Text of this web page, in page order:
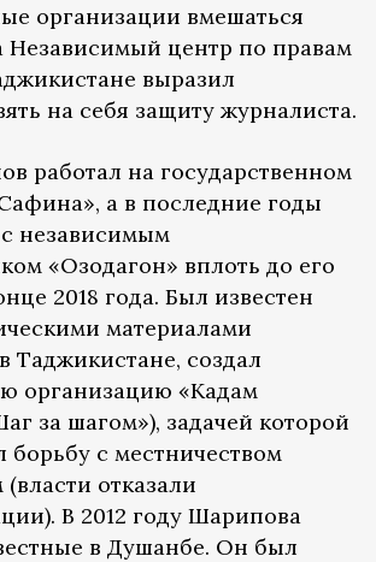
организации вмешаться
Независимый центр по правам
выразил
на себя защиту журналиста.
работал на государственном
а в последние годы
независимым
«Озодагон» вплоть до его
2018 года. Был известен
материалами
Таджикистане, создал
организацию «Кадам
за шагом»), задачей которой
борьбу с местничеством
отказали
В 2012 году Шарипова
в Душанбе. Он был